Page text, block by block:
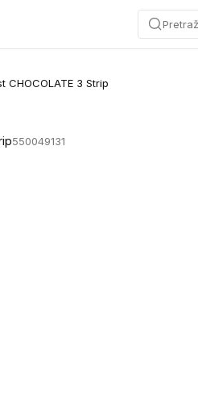
CHOCOLATE 3 Strip
550049131